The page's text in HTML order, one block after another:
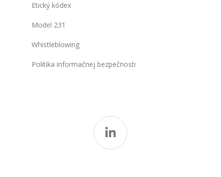
Etický kódex
Model 231
Whistleblowing
Politika informačnej bezpečnosti